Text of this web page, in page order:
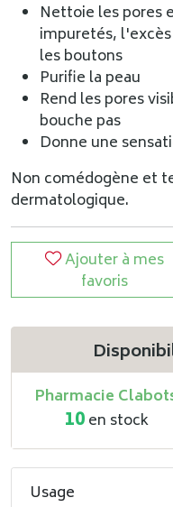
Nettoie les pores
impuretés,
les boutons
Purifie la peau
Rend les pores
bouche pas
Donne une
Non comédogène et
dermatologique.
Ajouter à mes
favoris
Pharmacie
10en stock
Usage